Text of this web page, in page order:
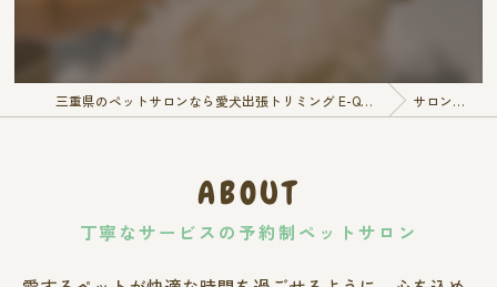
三重県のペットサロンなら愛犬出張トリミング E-QunQun サロン概要
丁寧なサービスの予約制ペットサロン
ABOUT